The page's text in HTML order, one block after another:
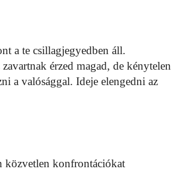
a te csillagjegyedben áll.
érzed magad, de kénytelen
a valósággal. Ideje elengedni az
közvetlen konfrontációkat